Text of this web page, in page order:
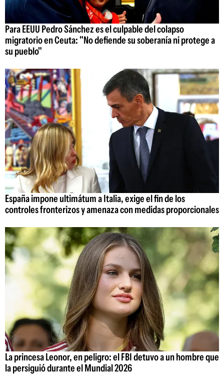
Para EEUU Pedro Sánchez es el culpable del colapso
migratorio en Ceuta: "No defiende su soberanía ni protege a
su pueblo"
España impone ultimátum a Italia, exige el fin de los
controles fronterizos y amenaza con medidas proporcionales
La princesa Leonor, en peligro: el FBI detuvo a un hombre que
la persiguió durante el Mundial 2026